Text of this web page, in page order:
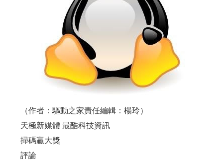
（作者：驅動之家責任編輯：楊玲）
天極新媒體 最酷科技資訊
掃碼贏大獎
評論